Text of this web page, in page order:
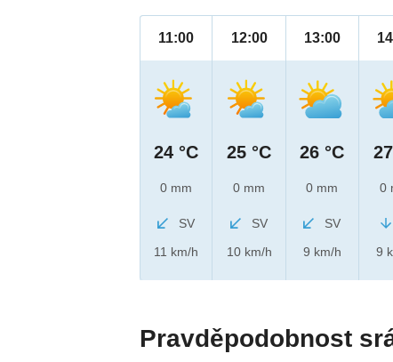
11:00
24 °C
0 mm
SV
11 km/h
12:00
25 °C
0 mm
SV
10 km/h
13:00
26 °C
0 mm
SV
9 km/h
0
9
Pravděpodobnost